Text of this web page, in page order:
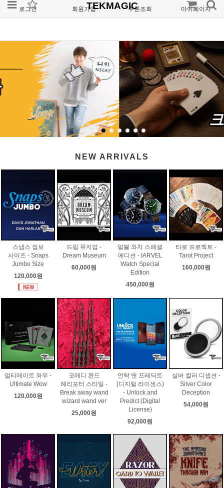
로그인 회원가입 주문조회 마이페이지
TEKMAGIC
NEW ARRIVALS
스냅스 점보
사이즈 - Snaps
Jumbo Size
120,000원
드림 뮤지엄 -
Dream Museum
60,000원
알블 와치 스페셜
에디션 - IARVEL
Watch Special
Edition
450,000원
타로 프로젝트 -
Tarot Project
160,000원
얼티메이트 와우 -
Ultimate Wow
120,000원
코메디 완드
헤리포터 스타일 -
Break away wand
wizard wand ver
25,000원
언락 앤 프레딕트
(디지털 라이센스)
- Unlock and
Predict (Digital
License)
92,000원
실버 컬러 디셉션 -
Silver Color
Deception
54,000원